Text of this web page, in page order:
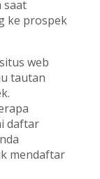
saat
ke prospek
web
tautan
daftar
mendaftar